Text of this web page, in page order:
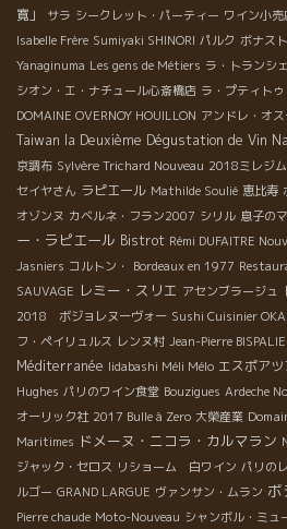
寛」
サラ シークレット・パーティー ワイン小売
Isabelle Frère Sumiyaki SHINORI パルク ボナス
Yanaginuma Les gens de Métiers ラ・トランシェ
シオン・エ・ナチュール心斎橋店 ラ・プティト
DOMAINE OVERNOY HOUILLON アンドレ・オ
Taiwan la Deuxième Dégustation de Vin
京調布 Sylvère Trichard Nouveau 2018ミレジ
セイヤさん ラピエール Mathilde Soulié 恵比寿
オゾンヌ カベルネ・フラン2007 シリル 息子の
ー・ラピエール Bistrot Rémi DUFAITRE
Jasniers コルトン・ Bordeaux en 1977
SAUVAGE レミー・スリエ アセンブラージュ
2018 ボジョレヌーヴォー Sushi Cuisinier
フ・ペイリュルス レンヌ村 Jean-Pierre BISPALIE
Méditerranée Iidabashi Méli Mélo エスポアツ
Hughes パリのワイン食堂 Bouzigues Ardeche
オーリック社 2017 Bulle à Zero 大榮産業
Maritimes ドメーヌ・ニコラ・カルマラン
ジャック・セロス リショーム 白ワイン パリの
ルゴー GRAND LARGUE ヴァンサン・ムラン ボ
Pierre chaude Moto-Nouveau シャンボル・ミュ